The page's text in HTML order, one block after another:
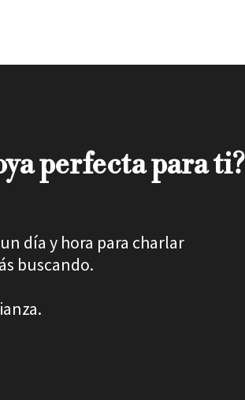
perfecta para ti?
día y hora para charlar
buscando.